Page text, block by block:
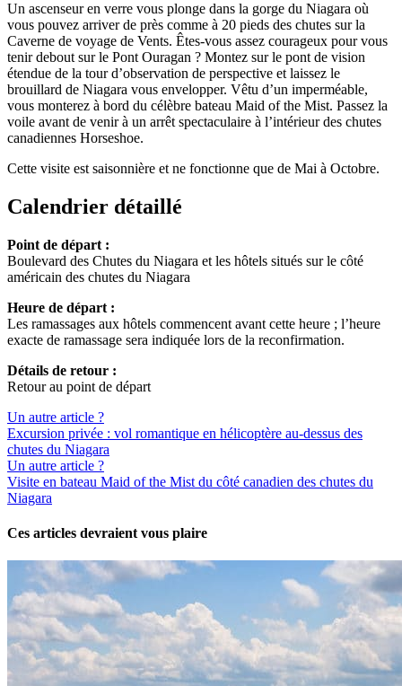
Un ascenseur en verre vous plonge dans la gorge du Niagara où
vous pouvez arriver de près comme à 20 pieds des chutes sur la
Caverne de voyage de Vents. Êtes-vous assez courageux pour vous
tenir debout sur le Pont Ouragan ? Montez sur le pont de vision
étendue de la tour d’observation de perspective et laissez le
brouillard de Niagara vous envelopper. Vêtu d’un imperméable,
vous monterez à bord du célèbre bateau Maid of the Mist. Passez la
voile avant de venir à un arrêt spectaculaire à l’intérieur des chutes
canadiennes Horseshoe.
Cette visite est saisonnière et ne fonctionne que de Mai à Octobre.
Calendrier détaillé
Point de départ :
Boulevard des Chutes du Niagara et les hôtels situés sur le côté
américain des chutes du Niagara
Heure de départ :
Les ramassages aux hôtels commencent avant cette heure ; l’heure
exacte de ramassage sera indiquée lors de la reconfirmation.
Détails de retour :
Retour au point de départ
Un autre article ?
Excursion privée : vol romantique en hélicoptère au-dessus des
chutes du Niagara
Un autre article ?
Visite en bateau Maid of the Mist du côté canadien des chutes du
Niagara
Ces articles devraient vous plaire